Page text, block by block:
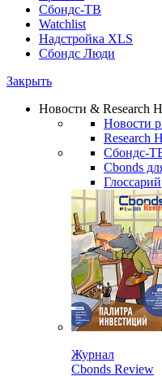
Сбондс-ТВ
Watchlist
Надстройка XLS
Сбондс Люди
Закрыть
Новости & Research
Новости
Research
Сбондс-
Cbonds
Глоссарий
Журнал
Cbonds Review